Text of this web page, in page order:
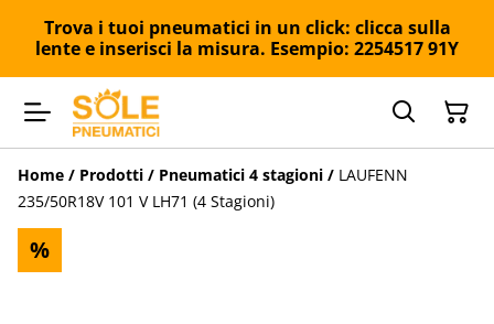
Trova i tuoi pneumatici in un click: clicca sulla
lente e inserisci la misura. Esempio: 2254517 91Y
Home / Prodotti / Pneumatici 4 stagioni / LAUFENN
235/50R18V 101 V LH71 (4 Stagioni)
%